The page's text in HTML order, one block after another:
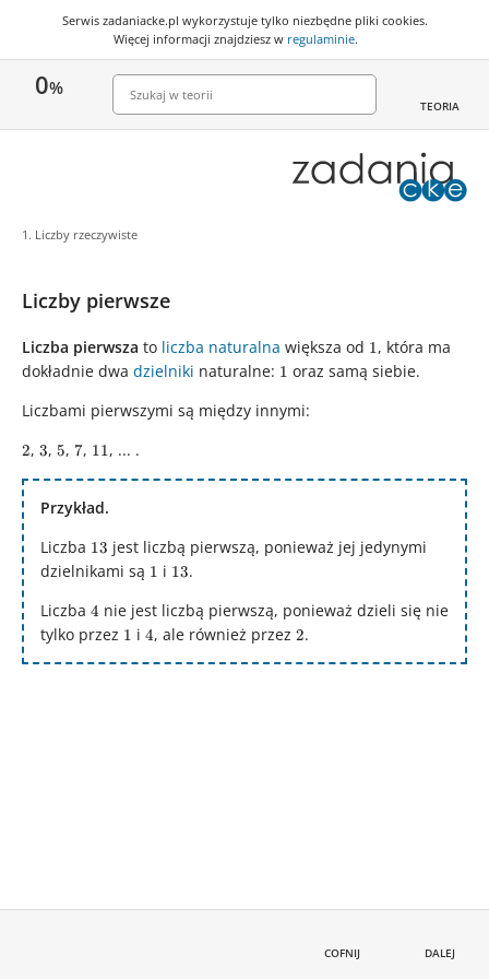
Serwis zadaniacke.pl wykorzystuje tylko niezbędne pliki cookies.
Więcej informacji znajdziesz w regulaminie.
0%
TEORIA
1. Liczby rzeczywiste
Liczby pierwsze
Liczba pierwsza to liczba naturalna większa od 11, która ma
dokładnie dwa dzielniki naturalne: 11 oraz samą siebie.
Liczbami pierwszymi są między innymi:
2
2, 3
3, 5
5, 7
7, 11
11, ... .
Przykład.
Liczba 13
13 jest liczbą pierwszą, ponieważ jej jedynymi
dzielnikami są 11 i 13
13.
Liczba 4
4 nie jest liczbą pierwszą, ponieważ dzieli się nie
tylko przez 11 i 4
4, ale również przez 2
2.
COFNIJ DALEJ